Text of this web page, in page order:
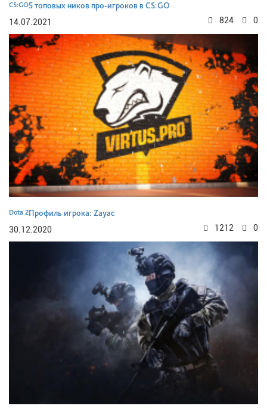
CS:GO5 топовых ников про-игроков в CS:GO
14.07.2021
0
824
Dota 2Профиль игрока: Zayac
30.12.2020
0
1212